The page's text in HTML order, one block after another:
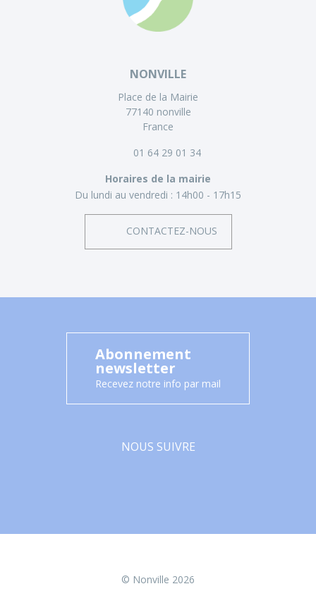
NONVILLE
Place de la Mairie
77140 nonville
France
01 64 29 01 34
Horaires de la mairie
Du lundi au vendredi : 14h00 - 17h15
CONTACTEZ-NOUS
Abonnement
newsletter
Recevez notre info par mail
NOUS SUIVRE
© Nonville 2026